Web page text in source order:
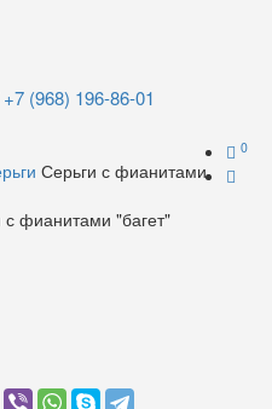
+7 (968) 196-86-01
0
Серьги с фианитами